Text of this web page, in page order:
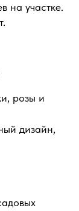
на участке.
розы и
дизайн,